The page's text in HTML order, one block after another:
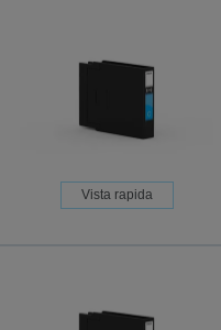
Vista rapida